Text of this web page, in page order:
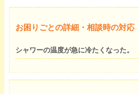
お困りごとの詳細・相談時の対応
シャワーの温度が急に冷たくなった。